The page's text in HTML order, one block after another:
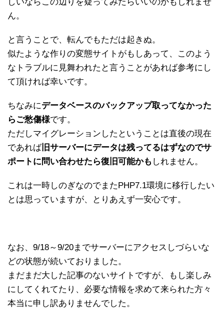
ん。
と言うことで、転んでもただは起きぬ。
似たような作りの変態サイトがもしあって、このよう
なトラブルに見舞われたと言うことがあれば参考にし
て頂ければ幸いです。
ちなみにデータベースのバックアップ取ってなかった
らご愁傷様です。
ただしマイグレーションしたということは直後の現在
であれば旧サーバーにデータは残ってるはずなのでサ
ポートに問い合わせたら復旧可能かも しれません。
これは一時しのぎなのでまたPHP7.1環境に移行したい
とは思っていますが、とりあえず一安心です。
なお、9/18～9/20までサーバーにアクセスしづらいな
どの状態が続いておりました。
まだまだ大した記事のないサイトですが、もし楽しみ
にしてくれてたり、必要な情報を求めて来られた方々
本当に申し訳ありませんでした。